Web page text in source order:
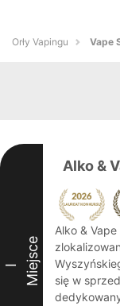
Orły Vapingu Vape
I Miejsce
Alko &
Alko &
się w